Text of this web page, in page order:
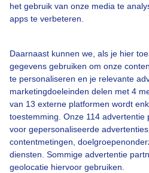
het gebruik van onze media te
apps te verbeteren.
Daarnaast kunnen we, als je hier
gegevens gebruiken om onze
te personaliseren en je relevante
marketingdoeleinden delen met 4
van 13 externe platformen wordt
toestemming. Onze 114
voor gepersonaliseerde
contentmetingen,
diensten. Sommige advertentie
geolocatie hiervoor gebruiken.
Een moment
Over Buienradar